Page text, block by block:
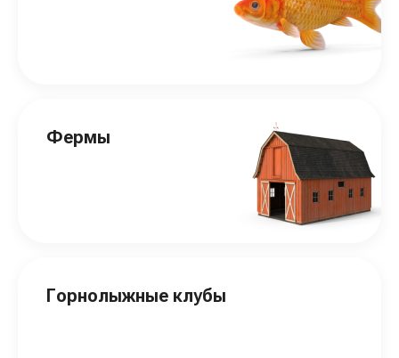
Фермы
Горнолыжные клубы